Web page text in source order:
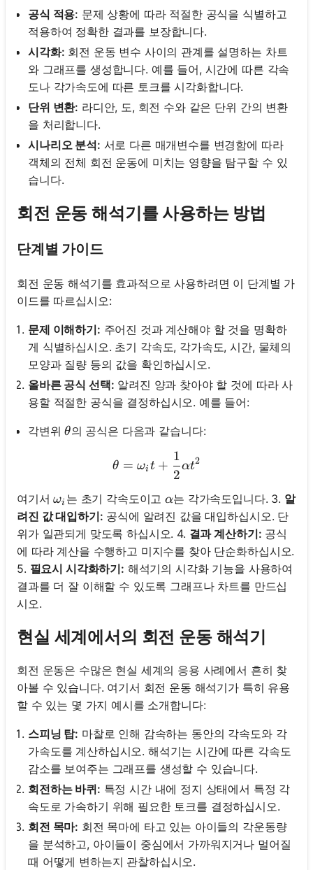
공식 적용: 문제 상황에 따라 적절한 공식을 식별하고
적용하여 정확한 결과를 보장합니다.
시각화: 회전 운동 변수 사이의 관계를 설명하는 차트
와 그래프를 생성합니다. 예를 들어, 시간에 따른 각속
도나 각가속도에 따른 토크를 시각화합니다.
단위 변환: 라디안, 도, 회전 수와 같은 단위 간의 변환
을 처리합니다.
시나리오 분석: 서로 다른 매개변수를 변경함에 따라
객체의 전체 회전 운동에 미치는 영향을 탐구할 수 있
습니다.
회전 운동 해석기를 사용하는 방법
단계별 가이드
회전 운동 해석기를 효과적으로 사용하려면 이 단계별 가
이드를 따르십시오:
문제 이해하기: 주어진 것과 계산해야 할 것을 명확하
게 식별하십시오. 초기 각속도, 각가속도, 시간, 물체의
모양과 질량 등의 값을 확인하십시오.
올바른 공식 선택: 알려진 양과 찾아야 할 것에 따라 사
용할 적절한 공식을 결정하십시오. 예를 들어:
각변위\theta
θ의 공식은 다음과 같습니다:
\theta = \omega_i t +
θ = ωi t +
2
1
αt2
여기서\omega_i
ωi 는 초기 각속도이고\alpha
α는 각가속도입니다. 3. 알
려진 값 대입하기: 공식에 알려진 값을 대입하십시오. 단
위가 일관되게 맞도록 하십시오. 4. 결과 계산하기: 공식
에 따라 계산을 수행하고 미지수를 찾아 단순화하십시오.
5. 필요시 시각화하기: 해석기의 시각화 기능을 사용하여
결과를 더 잘 이해할 수 있도록 그래프나 차트를 만드십
시오.
현실 세계에서의 회전 운동 해석기
회전 운동은 수많은 현실 세계의 응용 사례에서 흔히 찾
아볼 수 있습니다. 여기서 회전 운동 해석기가 특히 유용
할 수 있는 몇 가지 예시를 소개합니다:
스피닝 탑: 마찰로 인해 감속하는 동안의 각속도와 각
가속도를 계산하십시오. 해석기는 시간에 따른 각속도
감소를 보여주는 그래프를 생성할 수 있습니다.
회전하는 바퀴: 특정 시간 내에 정지 상태에서 특정 각
속도로 가속하기 위해 필요한 토크를 결정하십시오.
회전 목마: 회전 목마에 타고 있는 아이들의 각운동량
을 분석하고, 아이들이 중심에서 가까워지거나 멀어질
때 어떻게 변하는지 관찰하십시오.